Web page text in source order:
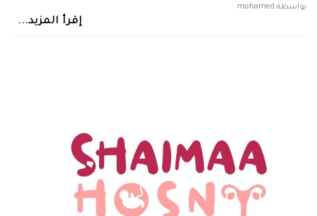
بواسطة mohamed
إقرأ المزيد...